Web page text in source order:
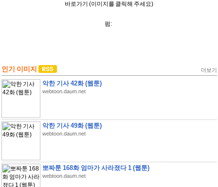
바로가기 (이미지를 클릭해 주세요)
펌:
인기 이미지 더보기
악한 기사 42화 (웹툰)
webtoon.daum.net
악한 기사 49화 (웹툰)
webtoon.daum.net
뽀짜툰 168화 엄마가 사라졌다 1 (웹툰)
webtoon.daum.net